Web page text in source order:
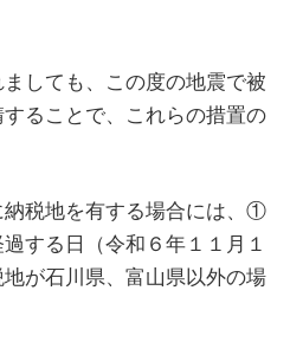
しても、この度の地震で被
ることで、これらの措置の
税地を有する場合には、①
する日（令和６年１１月１
が石川県、富山県以外の場